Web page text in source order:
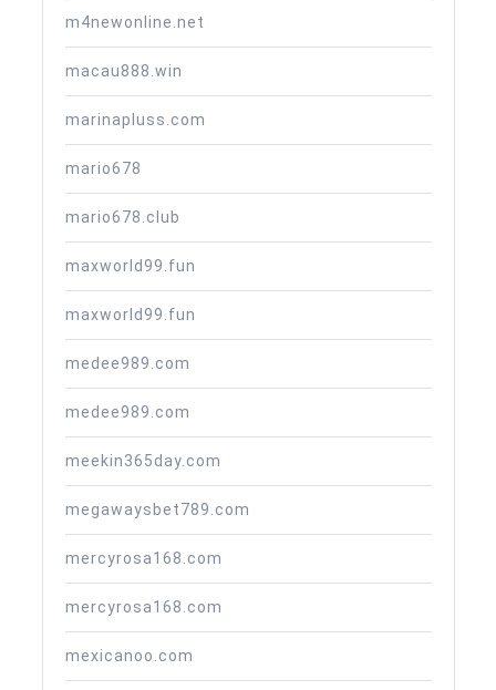
m4newonline.net
macau888.win
marinapluss.com
mario678
mario678.club
maxworld99.fun
maxworld99.fun
medee989.com
medee989.com
meekin365day.com
megawaysbet789.com
mercyrosa168.com
mercyrosa168.com
mexicanoo.com